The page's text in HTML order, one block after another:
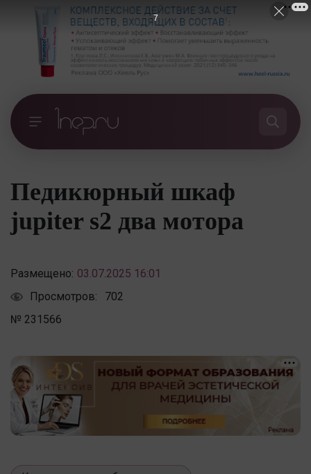
Педикюрный шкаф
jupiter s2 два мотора
Размещено: 03.07.2025 16:01
Просмотров:
702
№ 231566
6